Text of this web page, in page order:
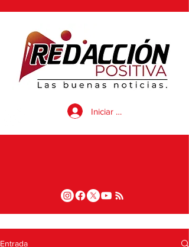
Iniciar sesión
Entrada